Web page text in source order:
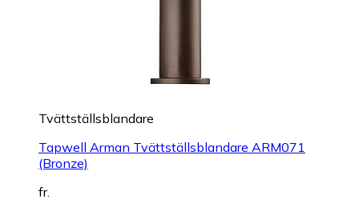
Tvättställsblandare
Tapwell Arman Tvättställsblandare ARM071
(Bronze)
fr.